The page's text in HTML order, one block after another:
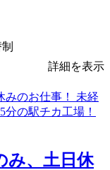
詳細を表示
み、土日休